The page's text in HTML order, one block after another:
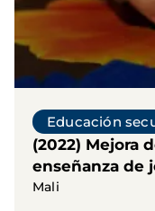
Educación
(2022) Mejora
enseñanza de
Mali